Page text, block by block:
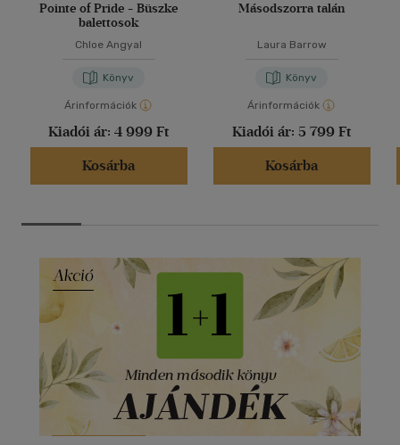
Pointe of Pride - Büszke
balettosok
Chloe Angyal
Könyv
Árinformációk
Kiadói ár: 4 999 Ft
Kosárba
Másodszorra talán
Laura Barrow
Könyv
Árinformációk
Kiadói ár: 5 799 Ft
Kosárba